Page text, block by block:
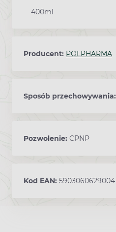
400ml
Producent: POLPHARMA
Sposób przechowywania:
Pozwolenie: CPNP
Kod EAN: 5903060629004